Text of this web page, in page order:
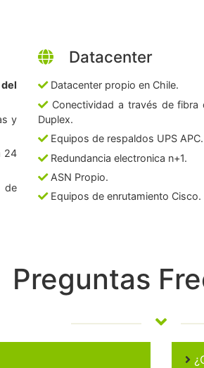
y
24
de
Datacenter
Datacenter propio en Chile.
Conectividad a través de fibra
Duplex.
Equipos de respaldos UPS APC.
Redundancia electronica n+1.
ASN Propio.
Equipos de enrutamiento Cisco.
Preguntas